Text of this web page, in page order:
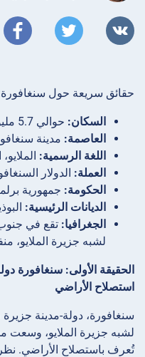
حقائق سريعة حول
السكان: حوالي 5.7 مليون نسمة.
العاصمة: مدينة
اللغة الرسمية:
العملة: الدولار
الحكومة: جمهورية
الديانات الرئيسية:
الجغرافيا: تقع في
لشبه جزيرة الملايو،
الحقيقة الأولى: سنغافورة
استصلاح الأراضي
سنغافورة، دولة-مدينة
لشبه جزيرة الملايو، وسعت
تُعرف باستصلاح الأراضي.